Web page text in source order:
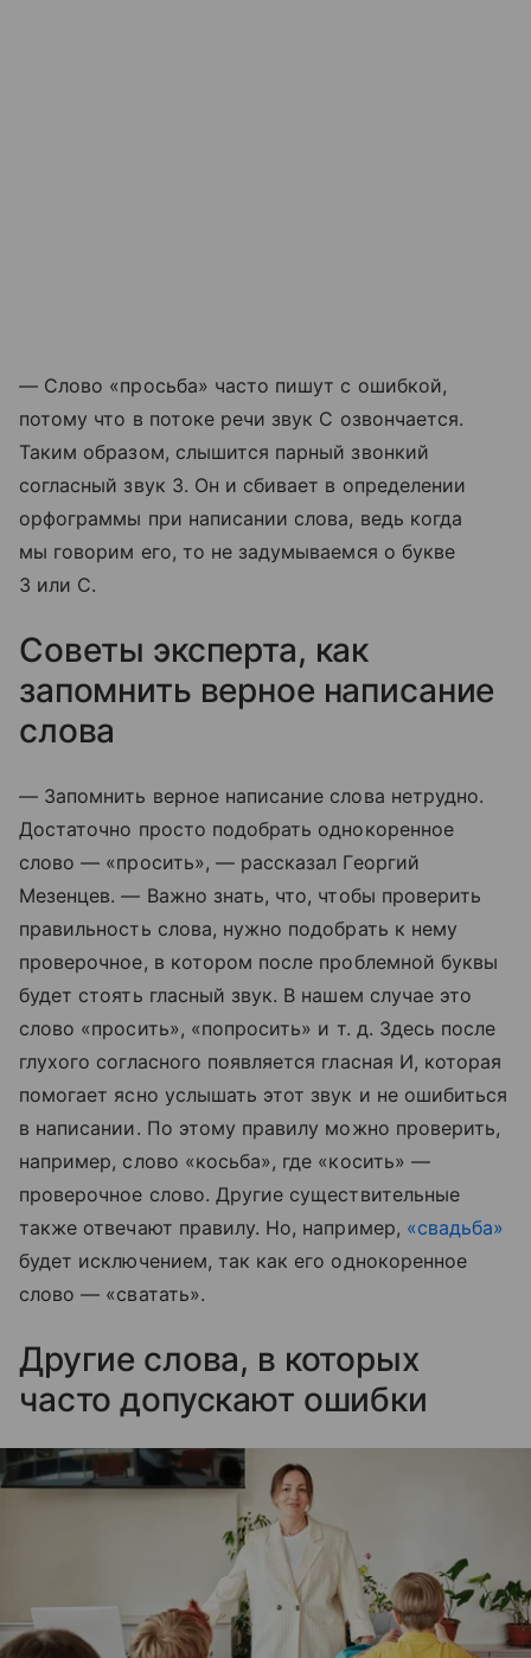
— Слово «просьба» часто пишут с ошибкой,
потому что в потоке речи звук С озвончается.
Таким образом, слышится парный звонкий
согласный звук З. Он и сбивает в определении
орфограммы при написании слова, ведь когда
мы говорим его, то не задумываемся о букве
З или С.
Советы эксперта, как
запомнить верное написание
слова
— Запомнить верное написание слова нетрудно.
Достаточно просто подобрать однокоренное
слово — «просить», — рассказал Георгий
Мезенцев. — Важно знать, что, чтобы проверить
правильность слова, нужно подобрать к нему
проверочное, в котором после проблемной буквы
будет стоять гласный звук. В нашем случае это
слово «просить», «попросить» и т. д. Здесь после
глухого согласного появляется гласная И, которая
помогает ясно услышать этот звук и не ошибиться
в написании. По этому правилу можно проверить,
например, слово «косьба», где «косить» —
проверочное слово. Другие существительные
также отвечают правилу. Но, например, «свадьба»
будет исключением, так как его однокоренное
слово — «сватать».
Другие слова, в которых
часто допускают ошибки